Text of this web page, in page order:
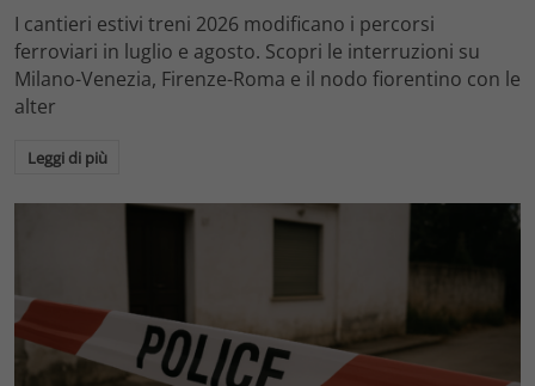
I cantieri estivi treni 2026 modificano i percorsi
ferroviari in luglio e agosto. Scopri le interruzioni su
Milano-Venezia, Firenze-Roma e il nodo fiorentino con le
alter
Leggi di più